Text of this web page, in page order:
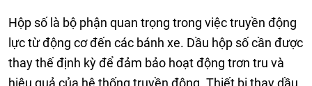
Hộp số là bộ phận quan trọng trong việc truyền động
lực từ động cơ đến các bánh xe. Dầu hộp số cần được
thay thế định kỳ để đảm bảo hoạt động trơn tru và
hiệu quả của hệ thống truyền động. Thiết bị thay dầu